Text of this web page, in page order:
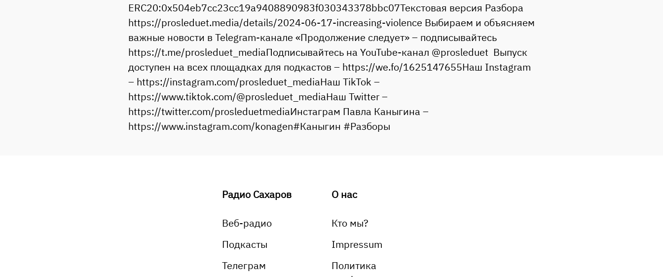
ERC20:0x504eb7cc23cc19a9408890983f030343378bbc07Текстовая версия Разбора
https://prosleduet.media/details/2024-06-17-increasing-violence Выбираем и объясняем
важные новости в Telegram-канале «Продолжение следует» – подписывайтесь
https://t.me/prosleduet_mediaПодписывайтесь на YouTube-канал @prosleduet Выпуск
доступен на всех площадках для подкастов – https://we.fo/1625147655Наш Instagram
– https://instagram.com/prosleduet_mediaНаш TikTok –
https://www.tiktok.com/@prosleduet_mediaНаш Twitter –
https://twitter.com/prosleduetmediaИнстаграм Павла Каныгина –
https://www.instagram.com/konagen#Каныгин #Разборы
Радио Сахаров
Веб-радио
Подкасты
Телеграм
О нас
Кто мы?
Impressum
Политика